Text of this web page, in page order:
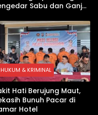
Sabu dan Ganja
HUKUM & KRIMINAL
Hati Berujung Maut,
Bunuh Pacar di
Hotel